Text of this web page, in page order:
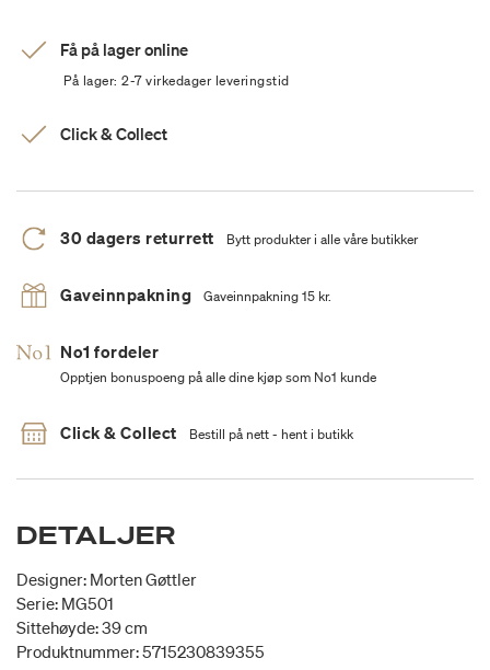
Få på lager online
På lager: 2-7 virkedager leveringstid
Click & Collect
30 dagers returrett Bytt produkter i alle våre butikker
Gaveinnpakning Gaveinnpakning 15 kr.
No1 fordeler
Opptjen bonuspoeng på alle dine kjøp som No1 kunde
Click & Collect Bestill på nett - hent i butikk
DETALJER
Designer: Morten Gøttler
Serie: MG501
Sittehøyde: 39 cm
Produktnummer: 5715230839355